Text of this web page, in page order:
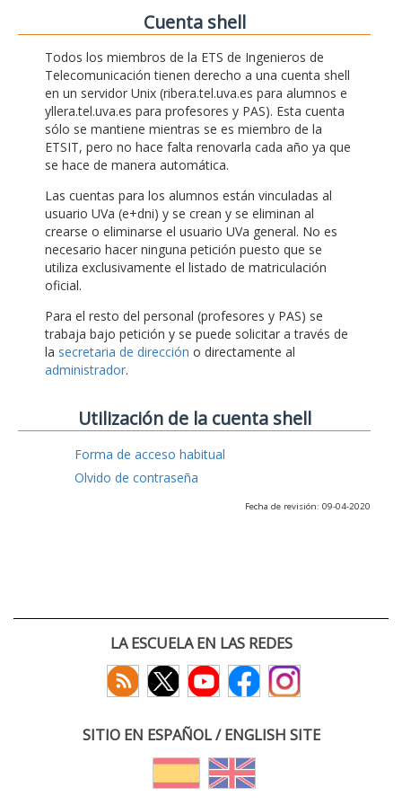
Cuenta shell
Todos los miembros de la ETS de Ingenieros de
Telecomunicación tienen derecho a una cuenta shell
en un servidor Unix (ribera.tel.uva.es para alumnos e
yllera.tel.uva.es para profesores y PAS). Esta cuenta
sólo se mantiene mientras se es miembro de la
ETSIT, pero no hace falta renovarla cada año ya que
se hace de manera automática.
Las cuentas para los alumnos están vinculadas al
usuario UVa (e+dni) y se crean y se eliminan al
crearse o eliminarse el usuario UVa general. No es
necesario hacer ninguna petición puesto que se
utiliza exclusivamente el listado de matriculación
oficial.
Para el resto del personal (profesores y PAS) se
trabaja bajo petición y se puede solicitar a través de
la secretaria de dirección o directamente al
administrador.
Utilización de la cuenta shell
Forma de acceso habitual
Olvido de contraseña
Fecha de revisión: 09-04-2020
LA ESCUELA EN LAS REDES
SITIO EN ESPAÑOL / ENGLISH SITE